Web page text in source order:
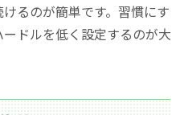
るのが簡単です。習慣にす
ドルを低く設定するのが大